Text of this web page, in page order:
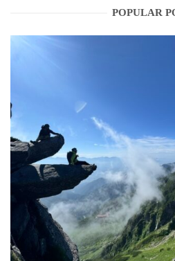
POPULAR